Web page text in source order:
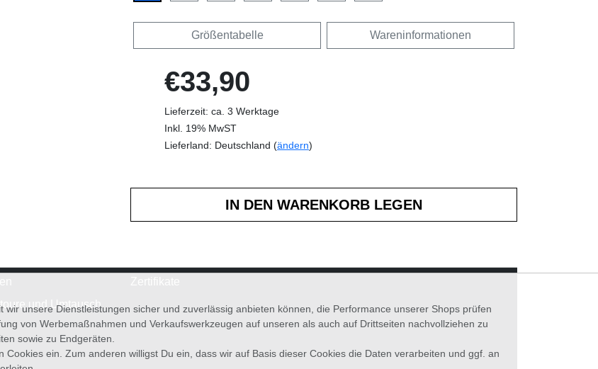
Größentabelle Wareninformationen
€33,90
Lieferzeit: ca. 3 Werktage
Inkl. 19% MwST
Lieferland: Deutschland (ändern)
und Umtausch
unsere Dienstleistungen sicher und zuverlässig anbieten können, die Performance unserer Shops prüfen
von Werbemaßnahmen und Verkaufswerkzeugen auf unseren als auch auf Drittseiten nachvollziehen zu
sowie zu Endgeräten.
Cookies ein. Zum anderen willigst Du ein, dass wir auf Basis dieser Cookies die Daten verarbeiten und ggf. an